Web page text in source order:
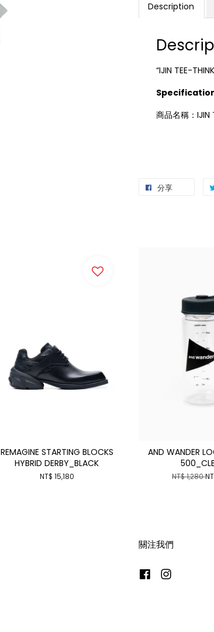
Description
“IJIN TEE-
商品名稱：IJIN
分享
REMAGINE STARTING BLOCKS
HYBRID DERBY_BLACK
NT$ 15,180
AND WANDER
NT$ 1,280
關注我們
Facebook